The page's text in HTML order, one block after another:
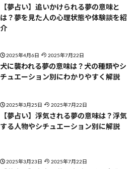
【夢占い】追いかけられる夢の意味と
は？夢を見た人の心理状態や体験談を紹
介
2025年4月6日 2025年7月22日
犬に襲われる夢の意味は？犬の種類やシ
チュエーション別にわかりやすく解説
2025年3月25日 2025年7月22日
【夢占い】浮気される夢の意味は？浮気
する人物やシチュエーション別に解説
2025年3月23日 2025年7月22日